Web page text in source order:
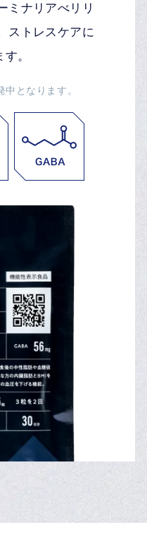
ミナリアべリリ
ストレスケアに
。
となります。